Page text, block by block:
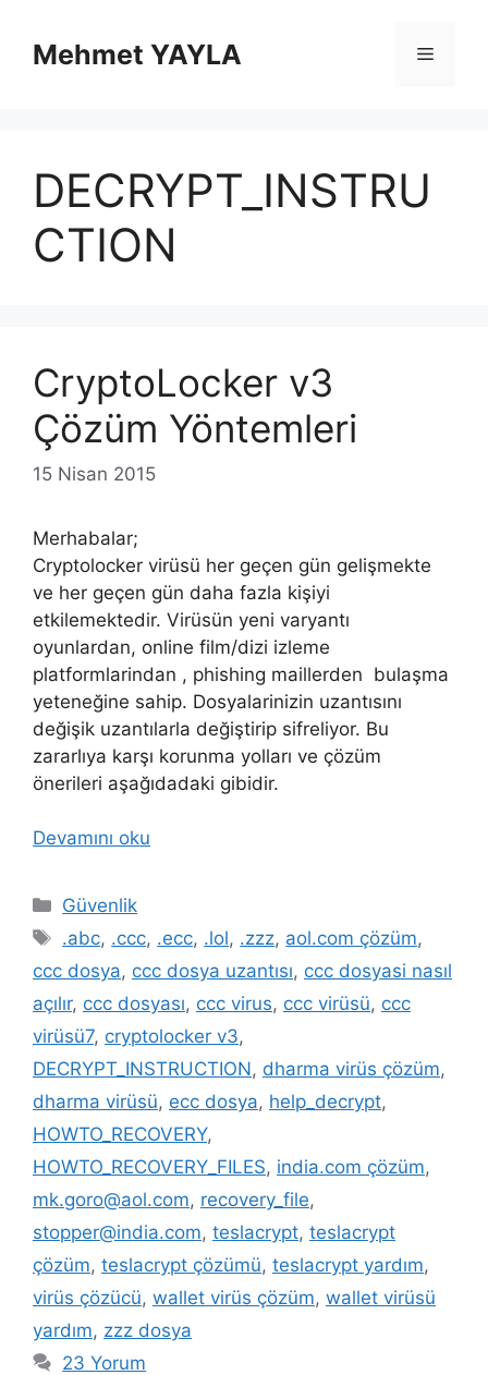
Mehmet YAYLA Menü
DECRYPT_INSTRU
CTION
CryptoLocker v3
Çözüm Yöntemleri
15 Nisan 2015
Merhabalar;
Cryptolocker virüsü her geçen gün gelişmekte
ve her geçen gün daha fazla kişiyi
etkilemektedir. Virüsün yeni varyantı
oyunlardan, online film/dizi izleme
platformlarindan , phishing maillerden bulaşma
yeteneğine sahip. Dosyalarinizin uzantısını
değişik uzantılarla değiştirip sifreliyor. Bu
zararlıya karşı korunma yolları ve çözüm
önerileri aşağıdadaki gibidir.
Devamını oku
Kategoriler
Güvenlik
Etiketler
.abc, .ccc, .ecc, .lol, .zzz, aol.com çözüm,
ccc dosya, ccc dosya uzantısı, ccc dosyasi nasıl
açılır, ccc dosyası, ccc virus, ccc virüsü, ccc
virüsü7, cryptolocker v3,
DECRYPT_INSTRUCTION, dharma virüs çözüm,
dharma virüsü, ecc dosya, help_decrypt,
HOWTO_RECOVERY,
HOWTO_RECOVERY_FILES, india.com çözüm,
mk.goro@aol.com, recovery_file,
stopper@india.com, teslacrypt, teslacrypt
çözüm, teslacrypt çözümü, teslacrypt yardım,
virüs çözücü, wallet virüs çözüm, wallet virüsü
yardım, zzz dosya
23 Yorum